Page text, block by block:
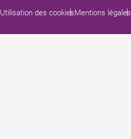
Utilisation des cookiesMentions légales